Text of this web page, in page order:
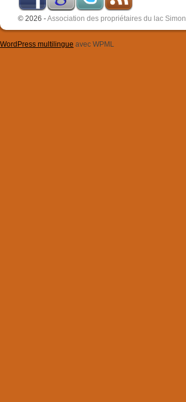
© 2026 -Association des propriétaires du lac Simon
WordPress multilingue avec WPML